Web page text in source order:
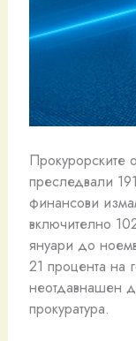
Прокурорските
преследвали
финансови
включително
януари до
21 процента на
неотдавнашен
прокуратура.